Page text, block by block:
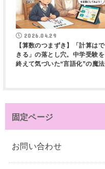
2026.04.29
【算数のつまずき】「計算はで
きる」の落とし穴。中学受験を
終えて気づいた“言語化”の魔法
固定ページ
お問い合わせ